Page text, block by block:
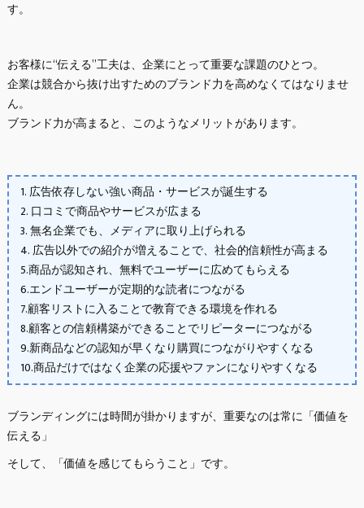
す。
お客様に“伝える”工夫は、企業にとって重要な課題のひとつ。
企業は競合から抜け出すためのブランド力を高めなくてはなりませ
ん。
ブランド力が高まると、このようなメリットがあります。
1. 広告依存しない強い商品・サービスが誕生する
2. 口コミで商品やサービスが広まる
3. 無名企業でも、メディアに取り上げられる
4. 広告以外での紹介が増えることで、社会的信頼性が高まる
5.商品が認知され、無料でユーザーに広めてもらえる
6.エンドユーザーが定期的な読者につながる
7.顧客リストに入ることで教育できる環境を作れる
8.顧客との信頼構築ができることでリピーターにつながる
9.新商品などの認知が早くなり購買につながりやすくなる
10.商品だけではなく企業の応援やファンになりやすくなる
ブランディングには時間が掛かりますが、重要なのは常に「価値を
伝える」
そして、「価値を感じてもらうこと」です。